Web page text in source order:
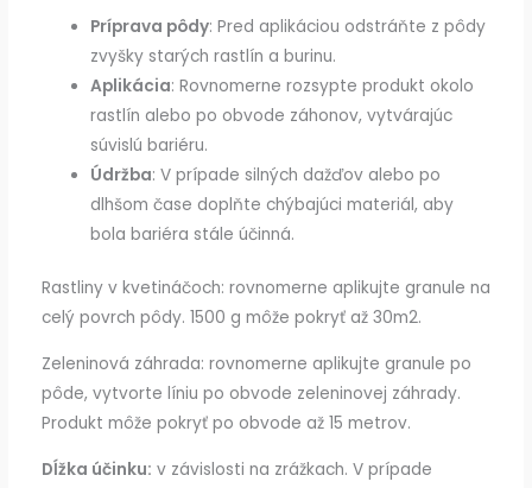
Príprava pôdy: Pred aplikáciou odstráňte z pôdy
zvyšky starých rastlín a burinu.
Aplikácia: Rovnomerne rozsypte produkt okolo
rastlín alebo po obvode záhonov, vytvárajúc
súvislú bariéru.
Údržba: V prípade silných dažďov alebo po
dlhšom čase doplňte chýbajúci materiál, aby
bola bariéra stále účinná.
Rastliny v kvetináčoch: rovnomerne aplikujte granule na
celý povrch pôdy. 1500 g môže pokryť až 30m2.
Zeleninová záhrada: rovnomerne aplikujte granule po
pôde, vytvorte líniu po obvode zeleninovej záhrady.
Produkt môže pokryť po obvode až 15 metrov.
Dĺžka účinku: v závislosti na zrážkach. V prípade